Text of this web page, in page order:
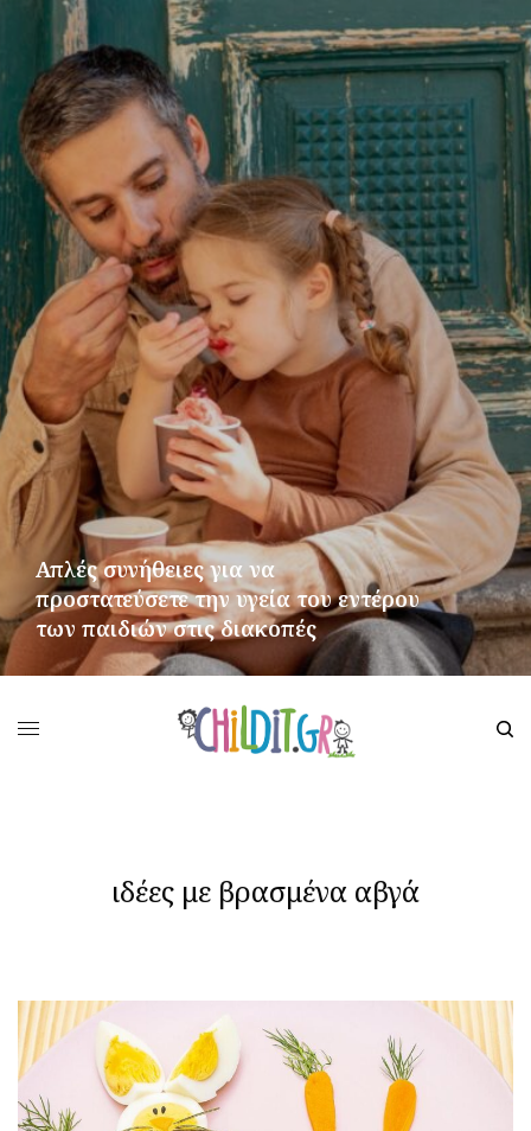
Απλές συνήθειες για να
προστατεύσετε την υγεία του εντέρου
των παιδιών στις διακοπές
ιδέες με βρασμένα αβγά